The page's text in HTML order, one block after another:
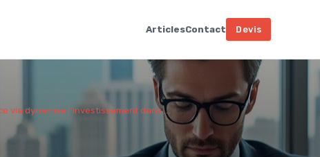
ArticlesContact Devis
vie dynamise l’investissement dans ...